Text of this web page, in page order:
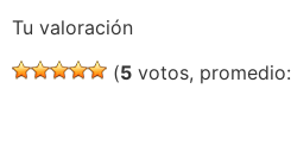
Tu valoración
(5 votos, promedio: